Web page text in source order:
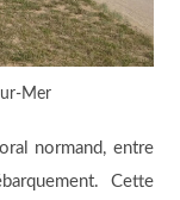
Mer
normand, entre
Cette